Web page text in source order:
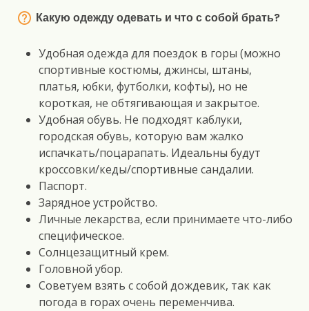
Какую одежду одевать и что с собой брать?
Удобная одежда для поездок в горы (можно
спортивные костюмы, джинсы, штаны,
платья, юбки, футболки, кофты), но не
короткая, не обтягивающая и закрытое.
Удобная обувь. Не подходят каблуки,
городская обувь, которую вам жалко
испачкать/поцарапать. Идеальны будут
кроссовки/кеды/спортивные сандалии.
Паспорт.
Зарядное устройство.
Личные лекарства, если принимаете что-либо
специфическое.
Солнцезащитный крем.
Головной убор.
Советуем взять с собой дождевик, так как
погода в горах очень переменчива.